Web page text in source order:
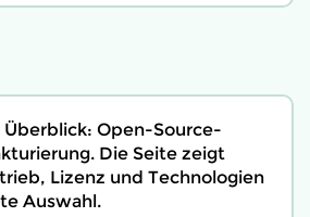
Überblick: Open-Source-
Die Seite zeigt
Lizenz und Technologien
Auswahl.